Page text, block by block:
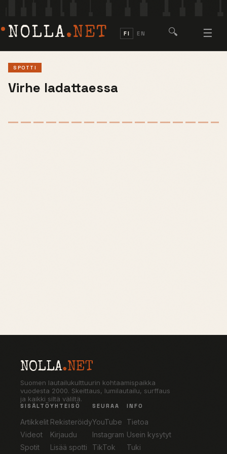
NOLLA.NET FI EN 🔍 ☰
SPOTTI
Virhe ladattaessa
NOLLA.NET
Suomen lautailukulttuurin kohtaamispaikka
vuodesta 2000. Skeittaus, lumilautailu, surffaus
ja kaikki siltä väliltä.
SISÄLTÖ
Artikkelit
Videot
Spotit
YHTEISÖ
Rekisteröidy
Kirjaudu
Lisää spotti
SEURAA
YouTube
Instagram
TikTok
INFO
Tietoa
Usein kysytyt
Tuki